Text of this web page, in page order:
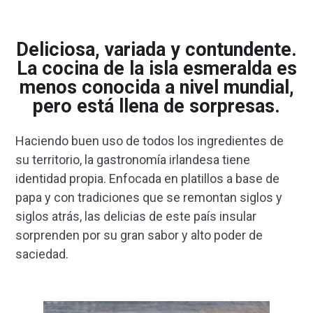
Deliciosa, variada y contundente.
La cocina de la isla esmeralda es
menos conocida a nivel mundial,
pero está llena de sorpresas.
Haciendo buen uso de todos los ingredientes de
su territorio, la gastronomía irlandesa tiene
identidad propia. Enfocada en platillos a base de
papa y con tradiciones que se remontan siglos y
siglos atrás, las delicias de este país insular
sorprenden por su gran sabor y alto poder de
saciedad.